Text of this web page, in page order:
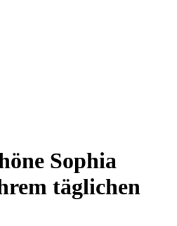
Sophia
täglichen